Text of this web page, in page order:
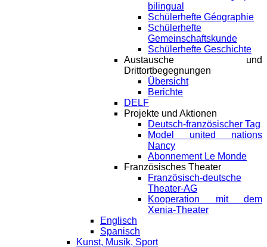
bilingual
Schülerhefte Géographie
Schülerhefte
Gemeinschaftskunde
Schülerhefte Geschichte
Austausche und
Drittortbegegnungen
Übersicht
Berichte
DELF
Projekte und Aktionen
Deutsch-französischer Tag
Model united nations
Nancy
Abonnement Le Monde
Französisches Theater
Französisch-deutsche
Theater-AG
Kooperation mit dem
Xenia-Theater
Englisch
Spanisch
Kunst, Musik, Sport